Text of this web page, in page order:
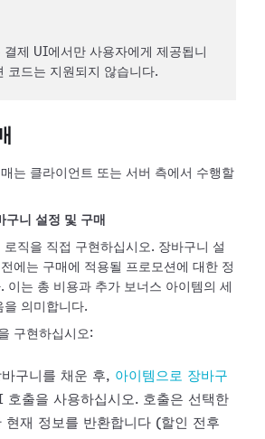
결제 UI에서만 사용자에게 제공됩니
코드는 지원되지 않습니다.
는 클라이언트 또는 서버 측에서 수행할
구니 설정 및 구매
직을 직접 구현하십시오. 장바구니 설
에는 구매에 적용될 프로모션에 대한 정
이는 총 비용과 추가 보너스 아이템의 세
을 의미합니다.
구현하십시오:
구니를 채운 후, 아이템으로 장바구
호출을 사용하십시오. 호출은 선택한
현재 정보를 반환합니다 (할인 전후